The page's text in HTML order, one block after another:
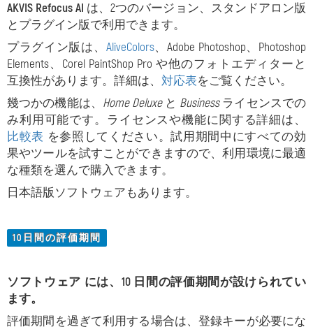
AKVIS Refocus AI は、2つのバージョン、スタンドアロン版
とプラグイン版で利用できます。
プラグイン版は、 AliveColors、Adobe Photoshop、Photoshop
Elements、Corel PaintShop Pro や他のフォトエディターと
互換性があります。詳細は、 対応表をご覧ください。
幾つかの機能は、 Home Deluxeと Businessライセンスでの
み利用可能です。ライセンスや機能に関する詳細は、
比較表 を参照してください。試用期間中にすべての効
果やツールを試すことができますので、利用環境に最適
な種類を選んで購入できます。
日本語版ソフトウェアもあります。
10日間の評価期間
ソフトウェア には、10 日間の評価期間が設けられてい
ます。
評価期間を過ぎて利用する場合は、登録キーが必要にな